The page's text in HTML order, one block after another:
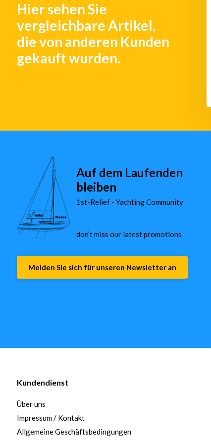
Hier sehen Sie
vergleichbare Artikel,
die von anderen Kunden
gekauft wurden.
€ 338,-
Auf dem Laufenden
bleiben
1st-Relief - Yachting Community
don’t miss our latest promotions
Melden Sie sich für unseren Newsletter an
Kundendienst
Über uns
Impressum / Kontakt
Allgemeine Geschäftsbedingungen